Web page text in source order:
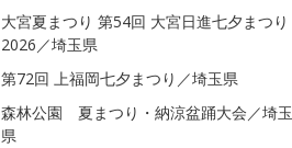
大宮夏まつり 第54回 大宮日進七夕まつり
2026／埼玉県
第72回 上福岡七夕まつり／埼玉県
森林公園 夏まつり・納涼盆踊大会／埼玉
県